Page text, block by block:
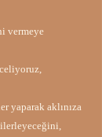
vermeye
yaparak aklınıza